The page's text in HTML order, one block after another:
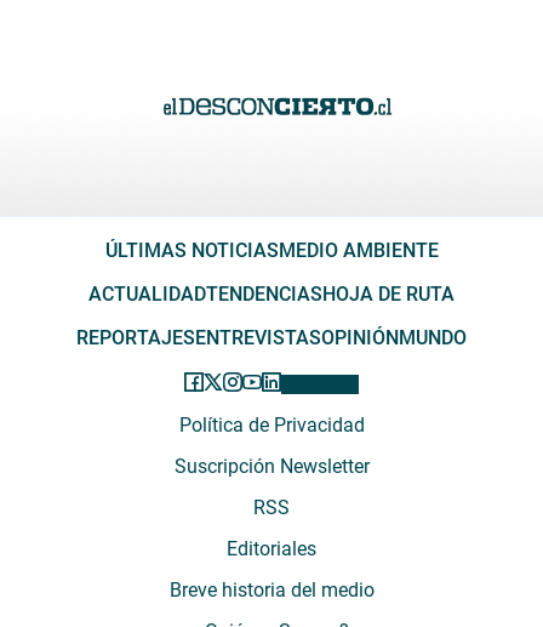
ÚLTIMAS NOTICIASMEDIO AMBIENTE
ACTUALIDADTENDENCIASHOJA DE RUTA
REPORTAJESENTREVISTASOPINIÓNMUNDO
Política de Privacidad
Suscripción Newsletter
RSS
Editoriales
Breve historia del medio